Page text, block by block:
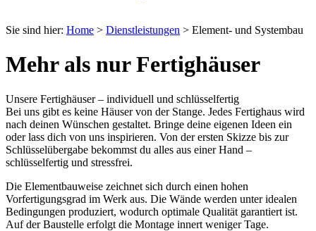
Sie sind hier: Home > Dienstleistungen > Element- und Systembau
Mehr als nur Fertighäuser
Unsere Fertighäuser – individuell und schlüsselfertig
Bei uns gibt es keine Häuser von der Stange. Jedes Fertighaus wird
nach deinen Wünschen gestaltet. Bringe deine eigenen Ideen ein
oder lass dich von uns inspirieren. Von der ersten Skizze bis zur
Schlüsselübergabe bekommst du alles aus einer Hand –
schlüsselfertig und stressfrei.
Die Elementbauweise zeichnet sich durch einen hohen
Vorfertigungsgrad im Werk aus. Die Wände werden unter idealen
Bedingungen produziert, wodurch optimale Qualität garantiert ist.
Auf der Baustelle erfolgt die Montage innert weniger Tage.